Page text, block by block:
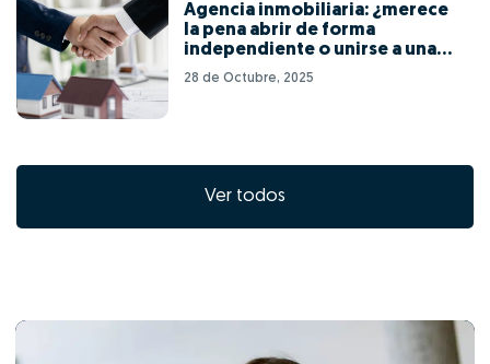
Agencia inmobiliaria: ¿merece
la pena abrir de forma
independiente o unirse a una
red de franquicias?
28 de Octubre, 2025
Ver todos